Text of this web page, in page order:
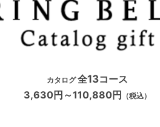
カタログ全13コース
3,630円～110,880円 （税込）